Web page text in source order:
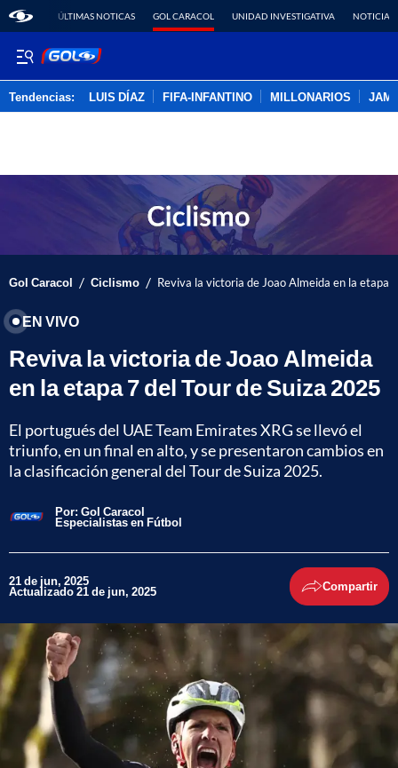
ÚLTIMAS NOTICAS GOL CARACOL UNIDAD INVESTIGATIVA NOTICIAS
Tendencias: LUIS DÍAZ FIFA-INFANTINO MILLONARIOS
Gol Caracol / Ciclismo / Reviva la victoria de Joao Almeida en la etapa
EN VIVO
Reviva la victoria de Joao Almeida
en la etapa 7 del Tour de Suiza 2025
El portugués del UAE Team Emirates XRG se llevó el
triunfo, en un final en alto, y se presentaron cambios en
la clasificación general del Tour de Suiza 2025.
Por: Gol Caracol
Especialistas en Fútbol
21 de jun, 2025
Actualizado 21 de jun, 2025 Compartir